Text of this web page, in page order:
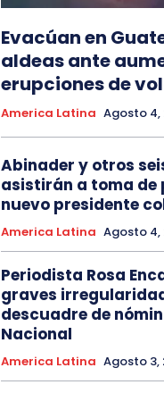
Evacúan en
aldeas ante
erupciones de
America Latina Agosto 4,
Abinader y otros
asistirán a toma de
nuevo presidente
America Latina Agosto 4,
Periodista Rosa
graves
descuadre de
Nacional
America Latina Agosto 3,